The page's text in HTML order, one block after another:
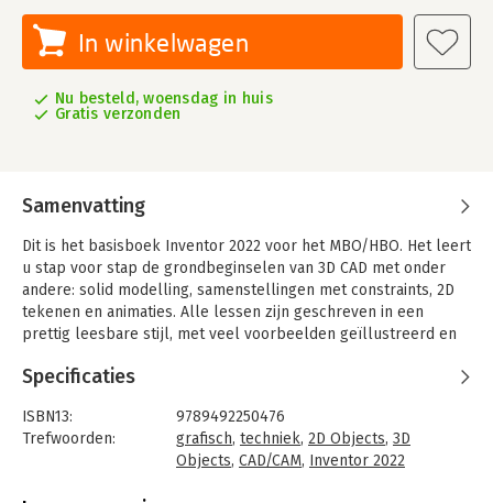
In winkelwagen
Nu besteld, woensdag in huis
Gratis verzonden
Samenvatting
Dit is het basisboek Inventor 2022 voor het MBO/HBO. Het leert
u stap voor stap de grondbeginselen van 3D CAD met onder
andere: solid modelling, samenstellingen met constraints, 2D
tekenen en animaties. Alle lessen zijn geschreven in een
prettig leesbare stijl, met veel voorbeelden geïllustreerd en
teksten en tekennormen zorgen ervoor dat u de juiste kennis
bibliotheek, de juiste projectiemethode). Door de combinatie
van theorie, geleide instructie en oefeningen leent het boek
zich uitstekend voor zelfstudie.
Specificaties
ISBN13:
9789492250476
Trefwoorden:
grafisch, techniek, 2D Objects, 3D
Objects, CAD/CAM, Inventor 2022